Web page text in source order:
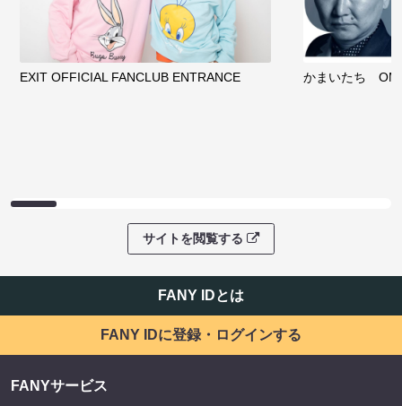
EXIT OFFICIAL FANCLUB ENTRANCE かまいたち
サイトを閲覧する
FANY IDとは
FANY IDに登録・ログインする
FANYサービス